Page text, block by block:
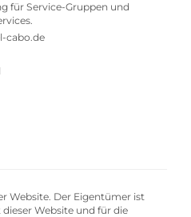
für Service-Gruppen und
cabo.de
Website. Der Eigentümer ist
Website und für die